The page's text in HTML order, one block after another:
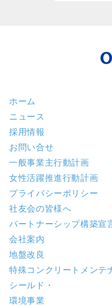
ホーム
ニュース
採用情報
お問い合せ
一般事業主行動計画
女性活躍推進行動計画
プライバシーポリシー
社友会の皆様へ
パートナーシップ構築宣
会社案内
地盤改良
特殊コンクリート メンテ
シールド・
環境事業